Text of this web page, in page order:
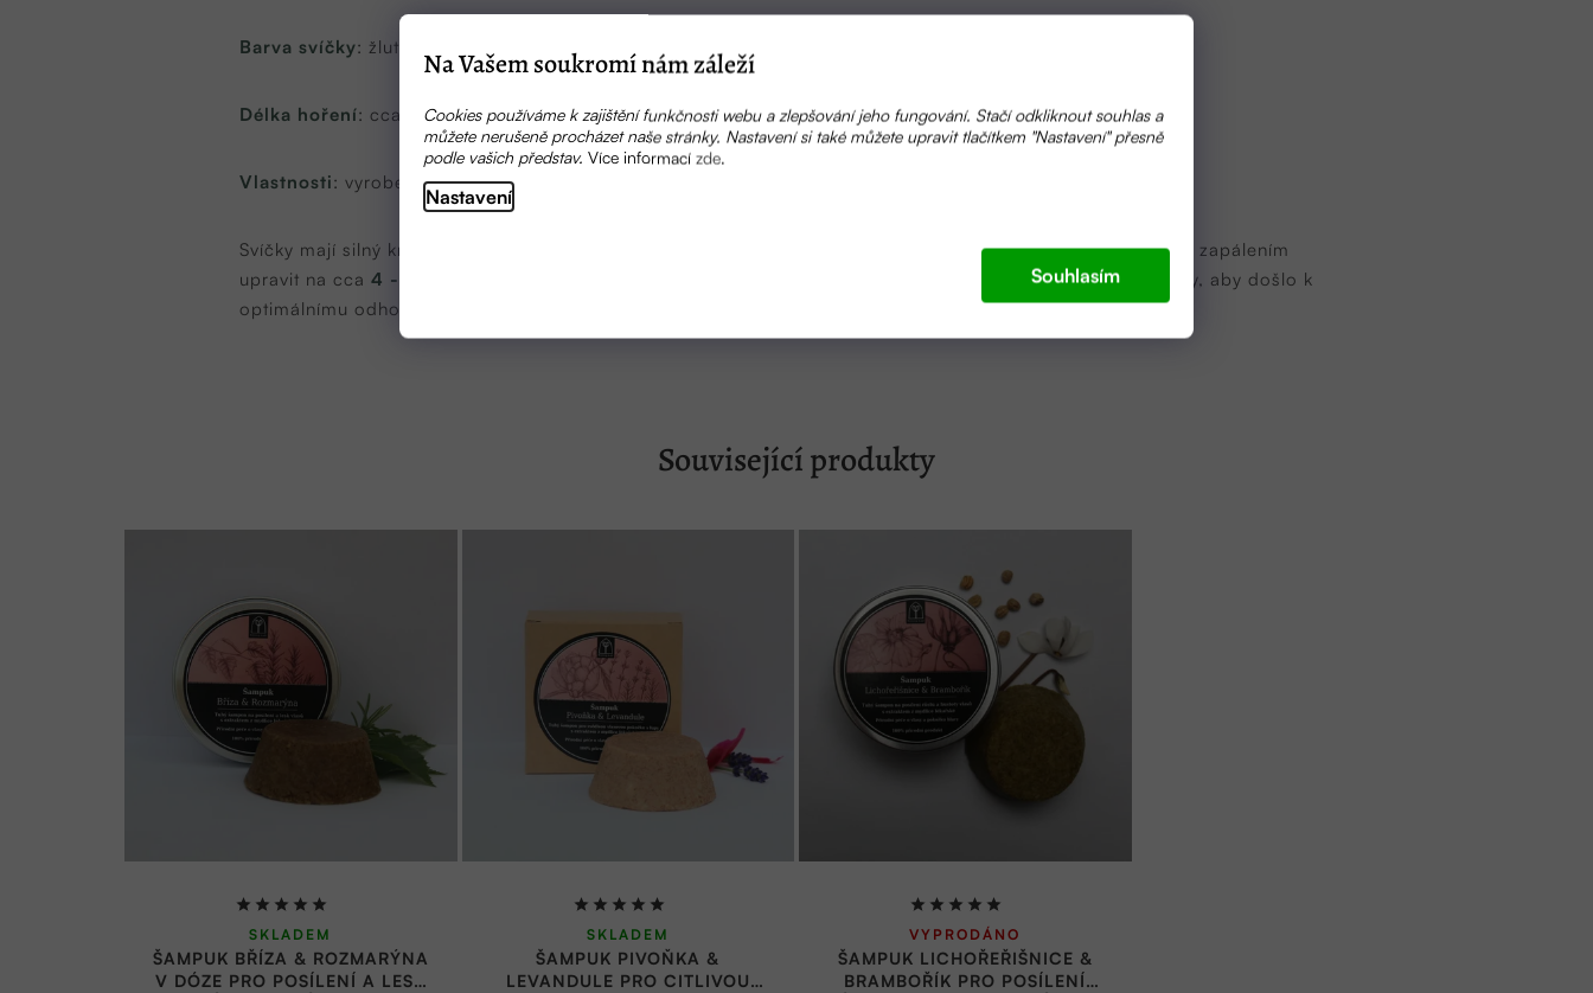
Na Vašem soukromí nám záleží
Cookies používáme k zajištění funkčnosti webu a zlepšování jeho fungování. Stačí odkliknout souhlas a
můžete nerušeně procházet naše stránky. Nastavení si také můžete upravit tlačítkem "Nastavení" přesně
podle vašich představ. Více informací zde.
Nastavení
Souhlasím
Barva svíčky: žlutozelená (barveno zeleným ječmenem a rakytníkovým olejem)
Délka hoření: cca 25 hodin
Vlastnosti: vyrobeno ručně, každý kus je originál. Na spodní straně pokyny pro bezpečné zacházení.
Svíčky mají silný knot, aby svíčka udělala co nejrychleji hladinku tekutého vosku. Knot je třeba před každým zapálením
upravit na cca 4 - 5 mm
výšky, aby plamen nečadil a neposkakoval. Svíčku nechte zapálenou 1,5 - 2 hodiny, aby došlo k
optimálnímu odhořívání vosku z boků svíčky.
Související produkty
ŠAMPUK BŘÍZA & ROZMARÝNA
V DÓZE PRO POSÍLENÍ A LESK
Průměrné
hodnocení
produktu
SKLADEM
ŠAMPUK PIVOŇKA &
LEVANDULE PRO CITLIVOU
Průměrné
hodnocení
produktu
SKLADEM
ŠAMPUK LICHOŘEŘIŠNICE &
BRAMBOŘÍK PRO POSÍLENÍ
Průměrné
hodnocení
produktu
VYPRODÁNO